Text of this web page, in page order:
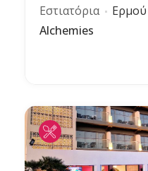
Εστιατόρια
Ερμού
Alchemies